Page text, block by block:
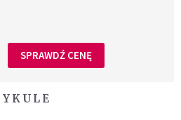
SPRAWDŹ CENĘ